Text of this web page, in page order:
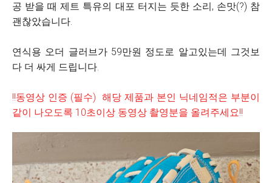
공 받을 때 제트 특유의 대포 터지는 듯한 소리, 손맛(?) 참
괜찮았습니다.
연식용 오더 글러브가 59만원 정도로 알고있는데 그것보
다 더 싸게 드립니다.
!!동영상 인증 (필수) 해당 제품과 본인 닉네임적은 부분이
같이 나오도록 10초이상 동영상 촬영분을 올려주세요!!